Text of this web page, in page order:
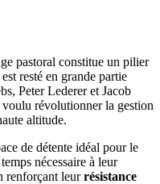
pastoral constitue un pilier
resté en grande partie
Peter Lederer et Jacob
voulu révolutionner la gestion
altitude.
de détente idéal pour le
nécessaire à leur
renforçant leurrésistance